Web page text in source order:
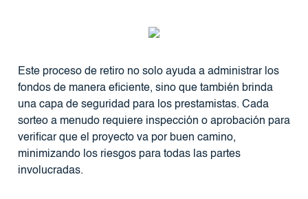
Este proceso de retiro no solo ayuda a administrar los
fondos de manera eficiente, sino que también brinda
una capa de seguridad para los prestamistas. Cada
sorteo a menudo requiere inspección o aprobación para
verificar que el proyecto va por buen camino,
minimizando los riesgos para todas las partes
involucradas.